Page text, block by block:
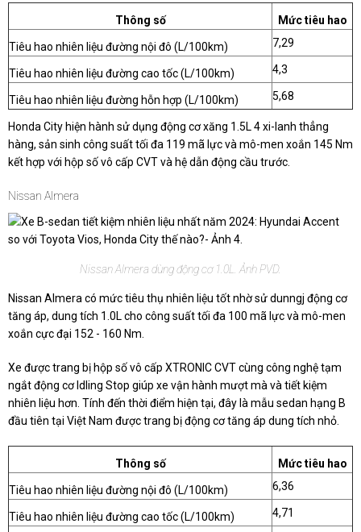
Thông số Mức tiêu hao
Tiêu hao nhiên liệu đường nội đô (L/100km) 7,29
Tiêu hao nhiên liệu đường cao tốc (L/100km) 4,3
Tiêu hao nhiên liệu đường hỗn hợp (L/100km) 5,68
Honda City hiện hành sử dụng động cơ xăng 1.5L 4 xi-lanh thẳng
hàng, sản sinh công suất tối đa 119 mã lực và mô-men xoắn 145 Nm
kết hợp với hộp số vô cấp CVT và hệ dẫn động cầu trước.
Nissan Almera
Nissan Almera dùng động cơ 1.0L. Ảnh PVD.
Nissan Almera có mức tiêu thụ nhiên liệu tốt nhờ sử dunngj động cơ
tăng áp, dung tích 1.0L cho công suất tối đa 100 mã lực và mô-men
xoắn cực đại 152 - 160 Nm.
Xe được trang bị hộp số vô cấp XTRONIC CVT cùng công nghệ tạm
ngắt động cơ Idling Stop giúp xe vận hành mượt mà và tiết kiệm
nhiên liệu hơn. Tính đến thời điểm hiện tại, đây là mẫu sedan hạng B
đầu tiên tại Việt Nam được trang bị động cơ tăng áp dung tích nhỏ.
Thông số Mức tiêu hao
Tiêu hao nhiên liệu đường nội đô (L/100km) 6,36
Tiêu hao nhiên liệu đường cao tốc (L/100km) 4,71